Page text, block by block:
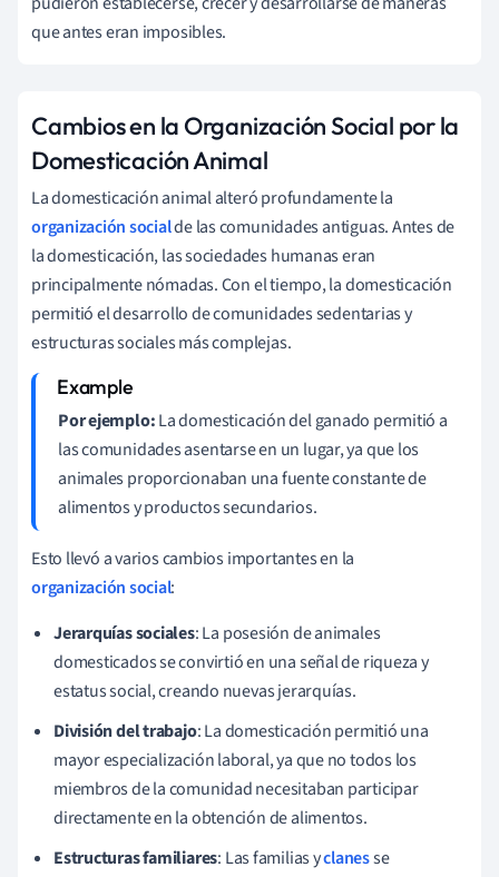
que antes eran imposibles.
Cambios en la Organización Social por la
Domesticación Animal
La domesticación animal alteró profundamente la
organización socialde las comunidades antiguas. Antes de
la domesticación, las sociedades humanas eran
principalmente nómadas. Con el tiempo, la domesticación
permitió el desarrollo de comunidades sedentarias y
estructuras sociales más complejas.
Por ejemplo:La domesticación del ganado permitió a
las comunidades asentarse en un lugar, ya que los
animales proporcionaban una fuente constante de
alimentos y productos secundarios.
Esto llevó a varios cambios importantes en la
organización social:
Jerarquías sociales: La posesión de animales
domesticados se convirtió en una señal de riqueza y
estatus social, creando nuevas jerarquías.
División del trabajo: La domesticación permitió una
mayor especialización laboral, ya que no todos los
miembros de la comunidad necesitaban participar
directamente en la obtención de alimentos.
Estructuras familiares: Las familias yclanesse